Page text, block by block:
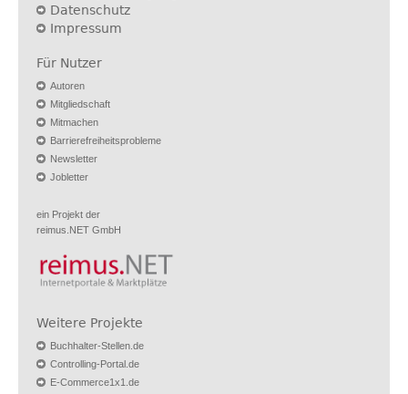
Datenschutz
Impressum
Für Nutzer
Autoren
Mitgliedschaft
Mitmachen
Barrierefreiheitsprobleme
Newsletter
Jobletter
ein Projekt der
reimus.NET GmbH
Weitere Projekte
Buchhalter-Stellen.de
Controlling-Portal.de
E-Commerce1x1.de